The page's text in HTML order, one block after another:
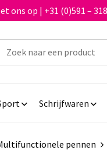
ons op | +31 (0)591 –
Schrijfwaren
pennen